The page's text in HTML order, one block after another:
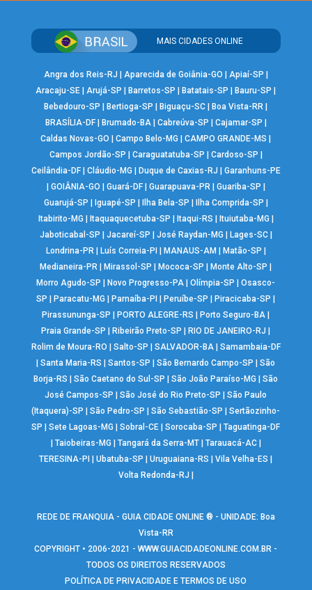
MAIS CIDADES ONLINE
Angra dos Reis-RJ Aparecida de Goiânia-GO Apiaí-SP
Aracaju-SE |Arujá-SP Barretos-SP Batatais-SP Bauru-SP
Bebedouro-SP
Bertioga-SP Biguaçu-SC Boa Vista-RR
BRASÍLIA-DF| Brumado-BA| Cabreúva-SP Cajamar-SP
Caldas Novas-GO
|Campo Belo-MG |CAMPO GRANDE-MS
Campos Jordão-SP
Caraguatatuba-SP Cardoso-SP
Ceilândia-DF| Cláudio-MG Duque de Caxias-RJ
Garanhuns-PE
GOIÂNIA-GO Guará-DF| Guarapuava-PR| Guariba-SP
Guarujá-SP
Iguapé-SP Ilha Bela-SP Ilha Comprida-SP
Itabirito-MG
Itaquaquecetuba-SP Itaqui-RS Ituiutaba-MG
Jaboticabal-SP
Jacareí-SP José Raydan-MG Lages-SC|
Londrina-PR| Luís Correia-PI MANAUS-AM Matão-SP
Medianeira-PR
Mirassol-SP Mococa-SP Monte Alto-SP
Morro Agudo-SP
Novo Progresso-PA |Olímpia-SP |Osasco-
SP
Paracatu-MG Parnaíba-PI Peruíbe-SP Piracicaba-SP
Pirassununga-SP
PORTO ALEGRE-RS Porto Seguro-BA
Praia Grande-SP
Ribeirão Preto-SP RIO DE JANEIRO-RJ
Rolim de Moura-RO
Salto-SP SALVADOR-BA| Samambaia-DF
|Santa Maria-RS |Santos-SP |São Bernardo Campo-SP |São
Borja-RS
|São Caetano do Sul-SP |São João Paraíso-MG |São
José Campos-SP
|São José do Rio Preto-SP |São Paulo
(Itaquera)-SP
|São Pedro-SP |São Sebastião-SP |Sertãozinho-
SP
|Sete Lagoas-MG |Sobral-CE |Sorocaba-SP |Taguatinga-DF
Taiobeiras-MG Tangará da Serra-MT| Tarauacá-AC|
TERESINA-PI
|Ubatuba-SP |Uruguaiana-RS |Vila Velha-ES
Volta Redonda-RJ
REDE DE FRANQUIA - GUIA CIDADE ONLINE ® - UNIDADE: Boa
Vista-RR
COPYRIGHT • 2006-2021 -WWW.GUIACIDADEONLINE.COM.BR -
TODOS OS DIREITOS RESERVADOS
POLÍTICA DE PRIVACIDADE E TERMOS DE USO